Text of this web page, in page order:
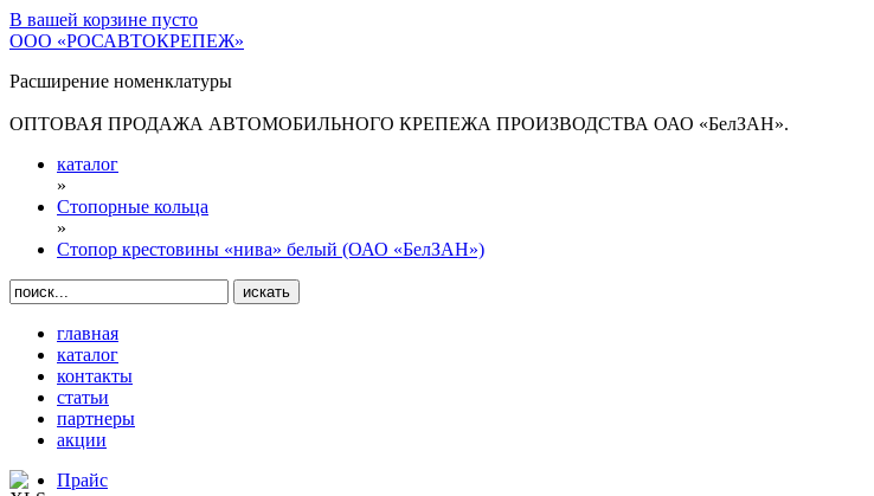
В вашей корзине пусто
ООО «РОСАВТОКРЕПЕЖ»
Расширение номенклатуры
ОПТОВАЯ ПРОДАЖА АВТОМОБИЛЬНОГО КРЕПЕЖА ПРОИЗВОДСТВА ОАО «БелЗАН».
каталог
»
Стопорные кольца
»
Стопор крестовины «нива» белый (ОАО «БелЗАН»)
главная
каталог
контакты
статьи
партнеры
акции
Прайс